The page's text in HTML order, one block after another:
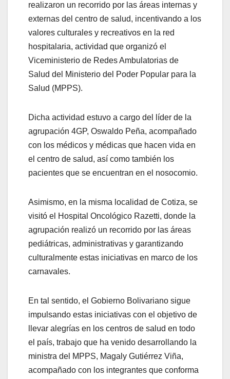
realizaron un recorrido por las áreas internas y
externas del centro de salud, incentivando a los
valores culturales y recreativos en la red
hospitalaria, actividad que organizó el
Viceministerio de Redes Ambulatorias de
Salud del Ministerio del Poder Popular para la
Salud (MPPS).
Dicha actividad estuvo a cargo del líder de la
agrupación 4GP, Oswaldo Peña, acompañado
con los médicos y médicas que hacen vida en
el centro de salud, así como también los
pacientes que se encuentran en el nosocomio.
Asimismo, en la misma localidad de Cotiza, se
visitó el Hospital Oncológico Razetti, donde la
agrupación realizó un recorrido por las áreas
pediátricas, administrativas y garantizando
culturalmente estas iniciativas en marco de los
carnavales.
En tal sentido, el Gobierno Bolivariano sigue
impulsando estas iniciativas con el objetivo de
llevar alegrías en los centros de salud en todo
el país, trabajo que ha venido desarrollando la
ministra del MPPS, Magaly Gutiérrez Viña,
acompañado con los integrantes que conforma